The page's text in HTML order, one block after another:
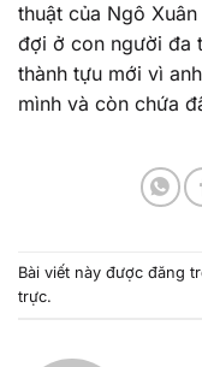
thuật của Ngô
đợi ở con người đa
thành tựu mới vì
mình và còn chứa
Bài viết này được đăng
trực.